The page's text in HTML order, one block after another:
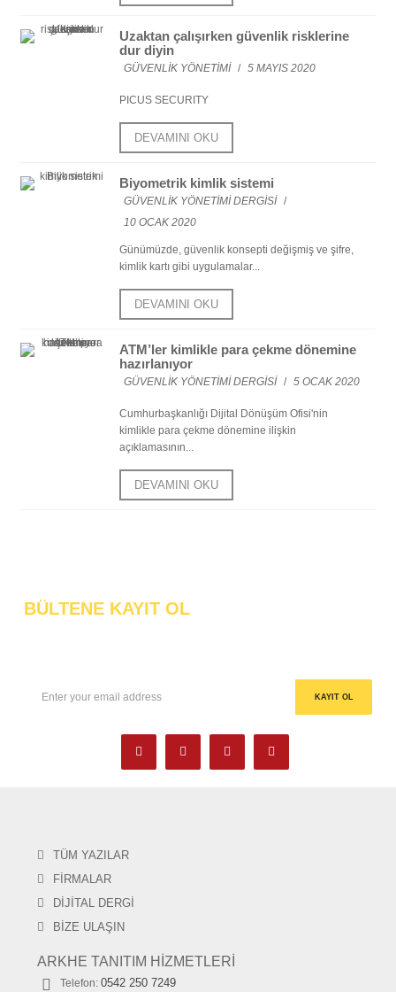
Uzaktan çalışırken güvenlik risklerine
dur diyin
GÜVENLIK YÖNETIMI / 5 MAYIS 2020
PICUS SECURITY
DEVAMINI OKU
Biyometrik kimlik sistemi
GÜVENLİK YÖNETİMİ DERGİSİ /
10 OCAK 2020
Günümüzde, güvenlik konsepti değişmiş ve şifre,
kimlik kartı gibi uygulamalar...
DEVAMINI OKU
ATM’ler kimlikle para çekme dönemine
hazırlanıyor
GÜVENLİK YÖNETİMİ DERGİSİ / 5 OCAK 2020
Cumhurbaşkanlığı Dijital Dönüşüm Ofisi'nin
kimlikle para çekme dönemine ilişkin
açıklamasının...
DEVAMINI OKU
BÜLTENE KAYIT OL
TÜM YAZILAR
FİRMALAR
DİJİTAL DERGİ
BİZE ULAŞIN
ARKHE TANITIM HİZMETLERİ
Telefon: 0542 250 7249